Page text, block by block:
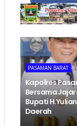
PASAMAN BARAT
Kapolres
Bersama
Bupati
Daerah